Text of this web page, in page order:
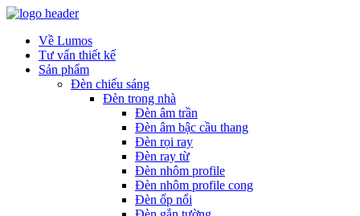
Về Lumos
Tư vấn thiết kế
Sản phẩm
Đèn chiếu sáng
Đèn trong nhà
Đèn âm trần
Đèn âm bậc cầu thang
Đèn rọi ray
Đèn ray từ
Đèn nhôm profile
Đèn nhôm profile cong
Đèn ốp nổi